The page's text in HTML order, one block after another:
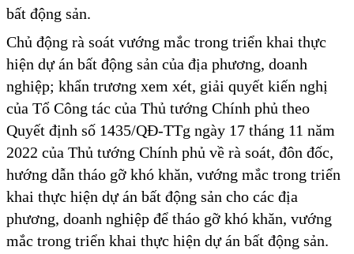
bất động sản.
Chủ động rà soát vướng mắc trong triển khai thực
hiện dự án bất động sản của địa phương, doanh
nghiệp; khẩn trương xem xét, giải quyết kiến nghị
của Tổ Công tác của Thủ tướng Chính phủ theo
Quyết định số 1435/QĐ-TTg ngày 17 tháng 11 năm
2022 của Thủ tướng Chính phủ về rà soát, đôn đốc,
hướng dẫn tháo gỡ khó khăn, vướng mắc trong triển
khai thực hiện dự án bất động sản cho các địa
phương, doanh nghiệp để tháo gỡ khó khăn, vướng
mắc trong triển khai thực hiện dự án bất động sản.